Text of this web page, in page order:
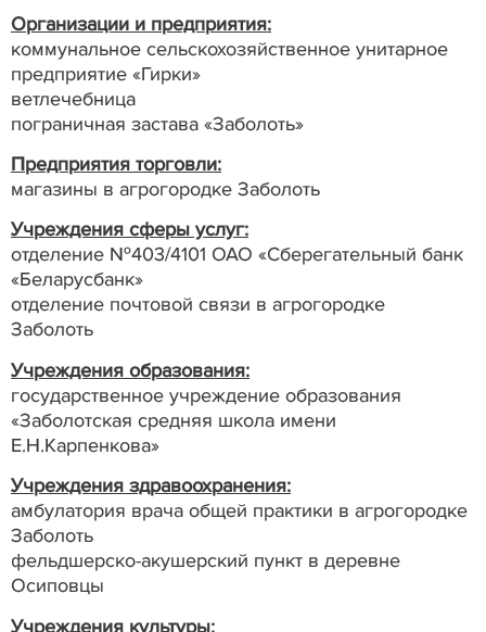
Организации и предприятия:
коммунальное сельскохозяйственное унитарное
предприятие «Гирки»
ветлечебница
пограничная застава «Заболоть»
Предприятия торговли:
магазины в агрогородке Заболоть
Учреждения сферы услуг:
отделение №403/4101 ОАО «Сберегательный банк
«Беларусбанк»
отделение почтовой связи в агрогородке
Заболоть
Учреждения образования:
государственное учреждение образования
«Заболотская средняя школа имени
Е.Н.Карпенкова»
Учреждения здравоохранения:
амбулатория врача общей практики в агрогородке
Заболоть
фельдшерско-акушерский пункт в деревне
Осиповцы
Учреждения культуры: